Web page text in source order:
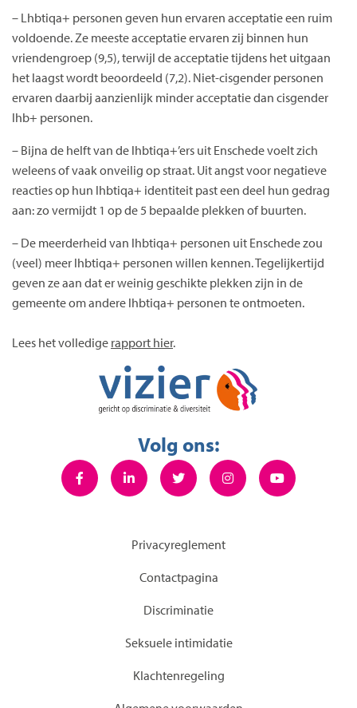
– Lhbtiqa+ personen geven hun ervaren acceptatie een ruim
voldoende. Ze meeste acceptatie ervaren zij binnen hun
vriendengroep (9,5), terwijl de acceptatie tijdens het uitgaan
het laagst wordt beoordeeld (7,2). Niet-cisgender personen
ervaren daarbij aanzienlijk minder acceptatie dan cisgender
lhb+ personen.
– Bijna de helft van de lhbtiqa+’ers uit Enschede voelt zich
weleens of vaak onveilig op straat. Uit angst voor negatieve
reacties op hun lhbtiqa+ identiteit past een deel hun gedrag
aan: zo vermijdt 1 op de 5 bepaalde plekken of buurten.
– De meerderheid van lhbtiqa+ personen uit Enschede zou
(veel) meer lhbtiqa+ personen willen kennen. Tegelijkertijd
geven ze aan dat er weinig geschikte plekken zijn in de
gemeente om andere lhbtiqa+ personen te ontmoeten.
Lees het volledige rapport hier.
Volg ons:
Privacyreglement
Contactpagina
Discriminatie
Seksuele intimidatie
KIachtenregeling